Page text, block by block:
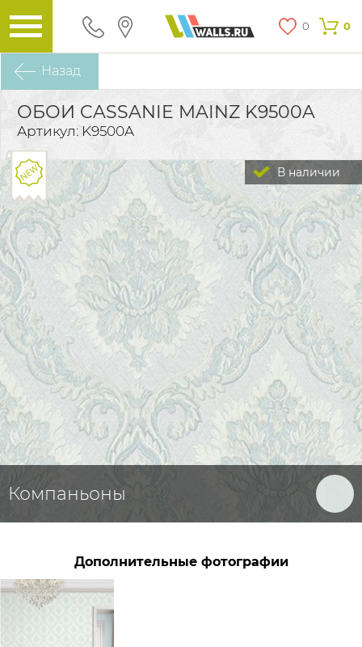
0 0
Назад
ОБОИ CASSANIE MAINZ K9500A
Артикул: K9500A
В наличии
Компаньоны
Дополнительные фотографии